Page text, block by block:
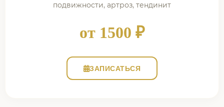
подвижности, артроз, тендинит
от 1500 ₽
ЗАПИСАТЬСЯ